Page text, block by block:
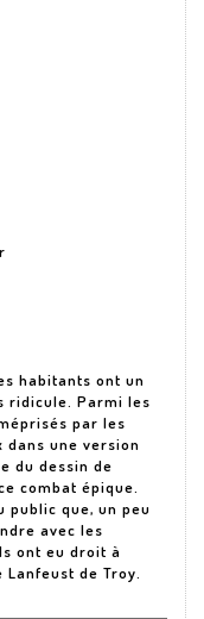
habitants ont un
ridicule. Parmi les
par les
une version
du dessin de
combat épique.
public que, un peu
avec les
ont eu droit à
de Troy.